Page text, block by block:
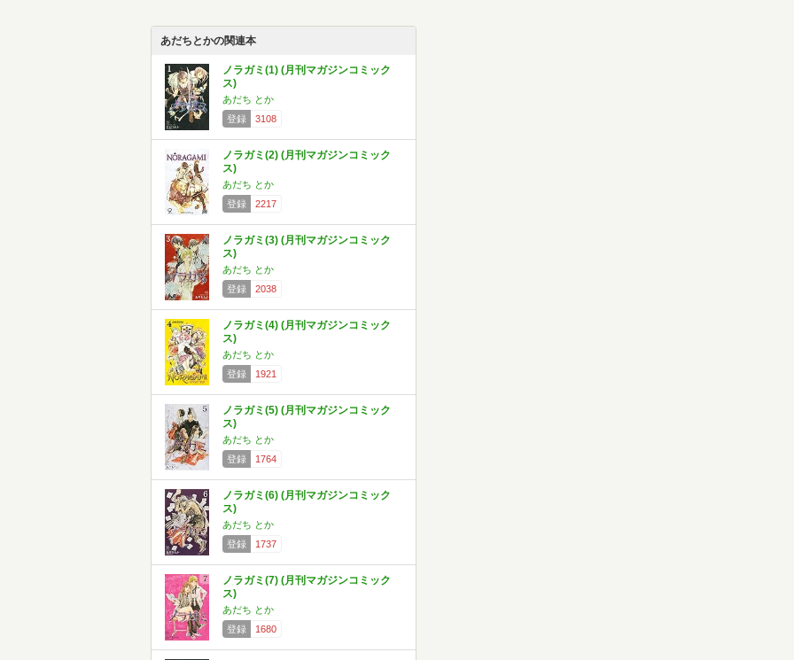
あだちとかの関連本
ノラガミ(1) (月刊マガジンコミック
ス)
あだち とか
登録
3108
ノラガミ(2) (月刊マガジンコミック
ス)
あだち とか
登録
2217
ノラガミ(3) (月刊マガジンコミック
ス)
あだち とか
登録
2038
ノラガミ(4) (月刊マガジンコミック
ス)
あだち とか
登録
1921
ノラガミ(5) (月刊マガジンコミック
ス)
あだち とか
登録
1764
ノラガミ(6) (月刊マガジンコミック
ス)
あだち とか
登録
1737
ノラガミ(7) (月刊マガジンコミック
ス)
あだち とか
登録
1680